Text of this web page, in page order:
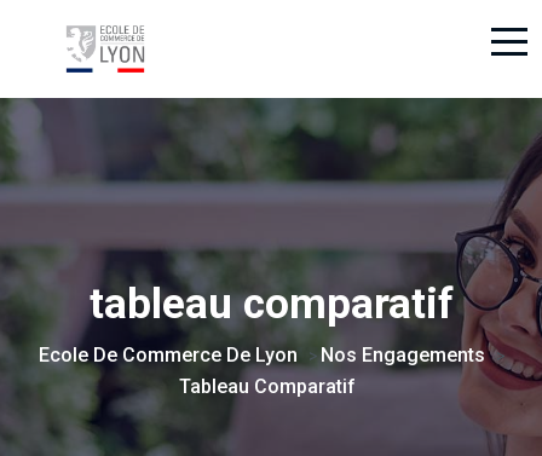
tableau comparatif
Ecole De Commerce De Lyon >Nos Engagements >
Tableau Comparatif